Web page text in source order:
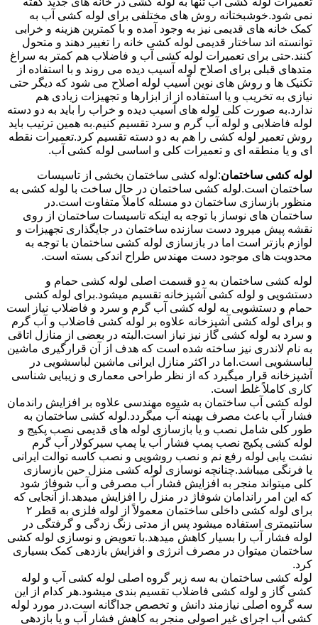
نمی شود.خوشبختانه روش های مختلفی برای لوله کشی آب به
کمک خانه های قدیمی نیز به وجود آمده و با کمترین هزینه و خرابی
توانسته اند ساختار قدیمی لوله کشی خانه را تغییر دهند و متحول
کنند.حتی برای تعمیرات لوله کشی آب و فاضلاب هم کمتر به سراغ
متدهای قبلی برای اصلاح لوله آسیب دیده می روند و با استفاده از
تکنیک ها و روش های نوین آسیب لوله اصلاح می شود که دیگر حتی
نیازی به تخریب و یا استفاده از از ابزارها و تجهیزات زیادی هم
ندارد.به صورت کلی لوله های آسیب دیده و خراب را باید به دو دسته
لوله فاضلابی و لوله آب گرم و سرد تقسیم کنیم.به همین ترتیب باید
روش تعمیر لوله کشی را هم به دو دسته تقسیم کرد.تعمیرات نقطه
ای و یا منطقه ای و تعمیرات کلی و اساسی لوله کشی آب.
لوله کشی ساختمان:لوله کشی ساختمان بخشی از تاسیسات
ساختمان است.لوله کشی ساختمان در حال ساخت با لوله کشی به
منظور بازسازی ساختمان دو مسئله کاملاً متفاوت است.در
ساختمان های نوساز با توجه به اینکه تاسیسات ساختمان از روی
نقشه پیش میرود دست سازنده ساختمان در جایگذاری تجهیزات و
لوازم بازتر است اما در بازسازی لوله کشی ساختمان با توجه به
محدویت های موجود دست مهندس طراح اندکی بسته است.
لوله کشی ساختمان به دو قسمت اصلی لوله کشی حمام و
دستشویی و لوله کشی آشپزخانه تقسیم میشود.برای لوله کشی
حمام و دستشویی به لوله کشی آب گرم و سرد و فاضلاب نیاز است
و برای لوله کشی آشپزخانه علاوه بر لوله کشی فاضلاب و آب گرم
و سرد به لوله کشی گاز نیز نیاز است.البته در بعضی از منازل اتاقی
به نام لاندری نیز ساخته شده است که هدف از آن قرارگیری ماشین
لباسشویی است.اما در اکثر منازل ایرانی ماشین لباسشویی در
آشپزخانه قرار میگیرد که از نظر طراحی معماری و زیبایی شناسی
کاری کاملاً غلط است.
لوله کشی آب ساختمان به شیوه مهندسی علاوه بر افزایش راندمان
فشار آب باعث مصرف بهینه آب میگردد.لوله کشی ساختمان به
طور کلی شامل نصب و یا بازسازی لوله های قدیمی نصب پکیج و
لوله کشی پکیج نصب پمپ فشار آب یا پمپ سیرکولار آب گرم
نشت یابی لوله رفع نم و نصب روشویی و نصب کاسه توالت ایرانی
یا فرنگی میباشد.چنانچه نوسازی لوله کشی منزل حین بازسازی
کلی میتواند منجر به افزایش فشار آب مصرفی و آب شوفاژ شود
که این امر راندامان شوفاژ در منزل را افزایش میدهد.از آنجایی که
برای لوله کشی داخلی ساختمان معمولاً از لوله فلزی به قطر ۲
سانتیمتری استفاده میشود پس از مدتی زنگ زدگی و گرفتگی در
لوله فشار آب را بسیار کاهش میدهد.با تعویض و نوسازی لوله کشی
ساختمان میتوان در مصرف انرژی و افزایش بازدهی کمک بسیاری
کرد.
لوله کشی ساختمان به سه زیر گروه اصلی لوله کشی آب و لوله
کشی گاز و لوله کشی فاضلاب تقسیم بندی میشود.هر کدام از این
سه گروه اصلی نیازمند دانش و تخصص جداگانه است.در مورد لوله
کشی آب اجرای غیر اصولی منجر به کاهش فشار آب و یا بازدهی